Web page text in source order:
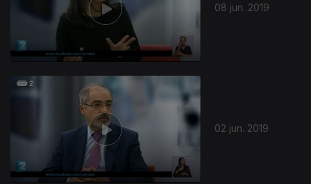
08 jun. 2019
02 jun. 2019